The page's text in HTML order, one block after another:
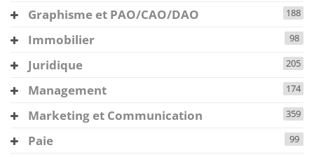
Graphisme et PAO/CAO/DAO 188
Immobilier 98
Juridique 205
Management 174
Marketing et Communication 359
Paie 99